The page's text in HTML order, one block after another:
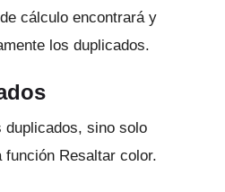
cálculo encontrará y
los duplicados.
duplicados, sino solo
Resaltar color.